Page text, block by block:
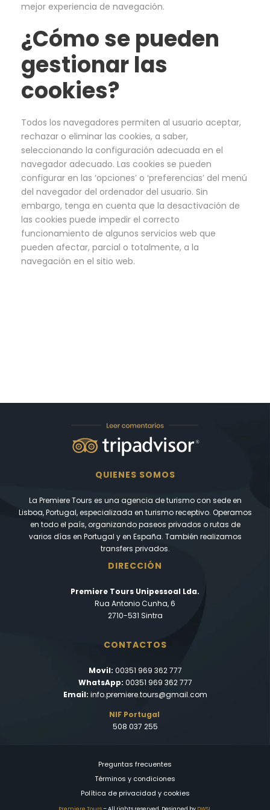
mejor experiencia de navegación.
¿Cómo se pueden
gestionar las
cookies?
Todos los navegadores permiten al usuario aceptar,
rechazar o eliminar las cookies, a saber,
seleccionando la configuración adecuada en el
navegador adecuado. Las cookies se pueden
configurar en las ‘opciones’ o ‘preferencias’ del menú
del navegador del ordenador del usuario. Sin
embargo, tenga en cuenta que la desactivación de
las cookies puede impedir el correcto
funcionamiento de algunos servicios web que
pueden afectar, parcial o totalmente, a la
navegación en el sitio web.
QUIENES SOMOS
La Premiere Tours es una agencia de turismo con sede en
Lisboa, Portugal, especializada en turismo receptivo. Operamos
en todo el país, organizando paseos privados o rutas de
varios días en Portugal y en España. También realizamos
transfers privados.
DIRECCIÓN
Premiere Tours Unipessoal Lda.
Rua Antonio Cunha, 6
2710-531 Sintra
CONTACTOS
Movil: 00351 969 362 777
WhatsApp: 00351 969 362 777
Email: info.premiere.tours@gmail.com
NIF Portugal
508 037 255
Preguntas frecuentes
Términos y condiciones
Política de privacidad y cookies